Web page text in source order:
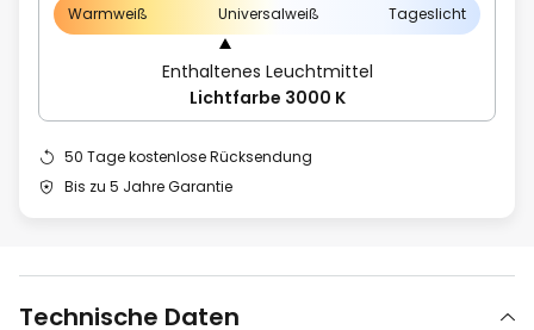
Warmweiß Universalweiß Tageslicht
Enthaltenes Leuchtmittel
Lichtfarbe 3000 K
50 Tage kostenlose Rücksendung
Bis zu 5 Jahre Garantie
Technische Daten